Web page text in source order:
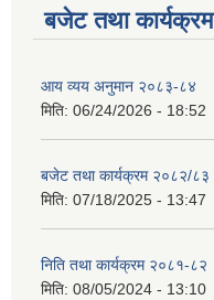
बजेट तथा कार्यक्रम
आय व्यय अनुमान २०८३-८४
मिति: 06/24/2026 - 18:52
बजेट तथा कार्यक्रम २०८२/८३
मिति: 07/18/2025 - 13:47
निति तथा कार्यक्रम २०८१-८२
मिति: 08/05/2024 - 13:10